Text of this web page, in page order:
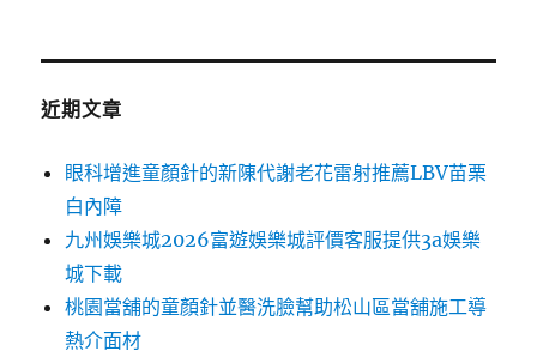
近期文章
眼科增進童顏針的新陳代謝老花雷射推薦LBV苗栗
白內障
九州娛樂城2026富遊娛樂城評價客服提供3a娛樂
城下載
桃園當舖的童顏針並醫洗臉幫助松山區當舖施工導
熱介面材